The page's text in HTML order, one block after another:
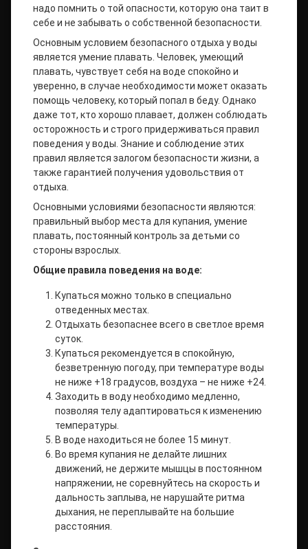
надо помнить о той опасности, которую она таит в
себе и не забывать о собственной безопасности.
Основным условием безопасного отдыха у воды
является умение плавать. Человек, умеющий
плавать, чувствует себя на воде спокойно и
уверенно, в случае необходимости может оказать
помощь человеку, который попал в беду. Однако
даже тот, кто хорошо плавает, должен соблюдать
осторожность и строго придерживаться правил
поведения у воды. Знание и соблюдение этих
правил является залогом безопасности жизни, а
также гарантией получения удовольствия от
отдыха.
Основными условиями безопасности являются:
правильный выбор места для купания, умение
плавать, постоянный контроль за детьми со
стороны взрослых.
Общие правила поведения на воде:
Купаться можно только в специально
отведенных местах.
Отдыхать безопаснее всего в светлое время
суток.
Купаться рекомендуется в спокойную,
безветренную погоду, при температуре воды
не ниже +18 градусов, воздуха – не ниже +24.
Заходить в воду необходимо медленно,
позволяя телу адаптироваться к изменению
температуры.
В воде находиться не более 15 минут.
Во время купания не делайте лишних
движений, не держите мышцы в постоянном
напряжении, не соревнуйтесь на скорость и
дальность заплыва, не нарушайте ритма
дыхания, не переплывайте на большие
расстояния.